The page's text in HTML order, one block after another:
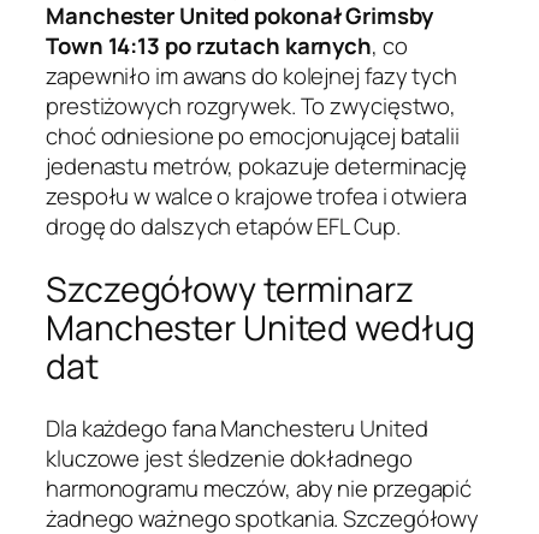
Manchester United pokonał Grimsby
Town 14:13 po rzutach karnych, co
zapewniło im awans do kolejnej fazy tych
prestiżowych rozgrywek. To zwycięstwo,
choć odniesione po emocjonującej batalii
jedenastu metrów, pokazuje determinację
zespołu w walce o krajowe trofea i otwiera
drogę do dalszych etapów EFL Cup.
Szczegółowy terminarz
Manchester United według
dat
Dla każdego fana Manchesteru United
kluczowe jest śledzenie dokładnego
harmonogramu meczów, aby nie przegapić
żadnego ważnego spotkania. Szczegółowy